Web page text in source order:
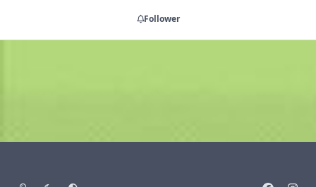
Follower
Heller ModusDunkler ModusSystemeinstellung